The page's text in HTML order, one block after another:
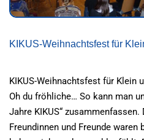
KIKUS-Weihnachtsfest für
KIKUS-Weihnachtsfest für Klein
Oh du fröhliche… So kann man
Jahre KIKUS“
Freundinnen und Freunde